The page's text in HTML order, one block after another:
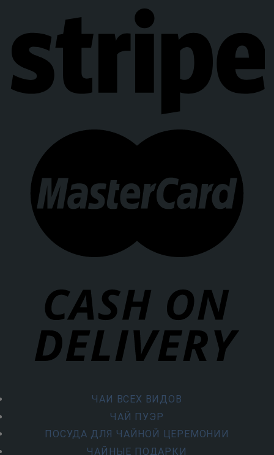
ЧАИ ВСЕХ ВИДОВ
ЧАЙ ПУЭР
ПОСУДА ДЛЯ ЧАЙНОЙ ЦЕРЕМОНИИ
ЧАЙНЫЕ ПОДАРКИ